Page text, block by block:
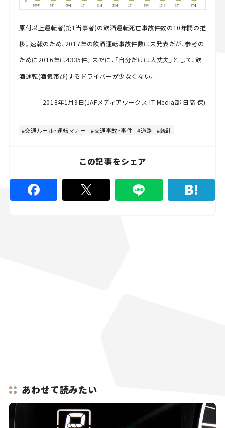
原付以上運転者(第1当事者)の飲酒運転死亡事故件数の10年間の推
移。速報のため、2017年の飲酒運転事故件数は未発表だが、参考の
ために2016年は4335件。未だに、「自分だけは大丈夫」として、飲
酒運転(酒気帯び)するドライバーが少なくない。
2018年1月9日(JAFメディアワークス IT Media部 日高 保)
交通ルール・運転マナー 交通事故・事件 道路 統計
この記事をシェア
あわせて読みたい